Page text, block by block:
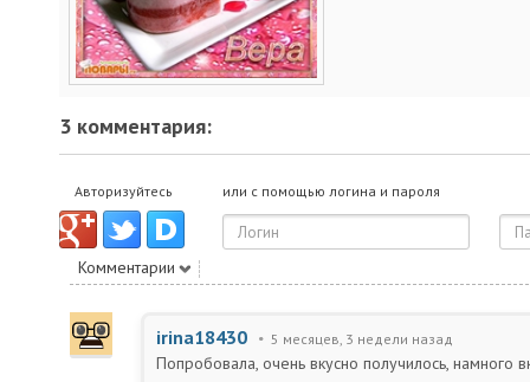
3 комментария:
Авторизуйтесь или с помощью логина и пароля
Комментарии
irina18430 5 месяцев, 3 недели назад
Попробовала, очень вкусно получилось, намного